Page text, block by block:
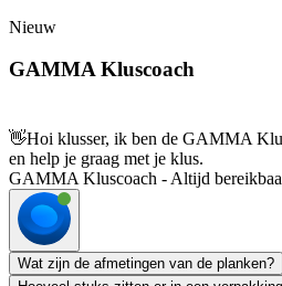
Nieuw
GAMMA Kluscoach
👋Hoi klusser, ik ben de GAMMA
en help je graag met je klus.
GAMMA Kluscoach - Altijd
Wat zijn de afmetingen van de planken?